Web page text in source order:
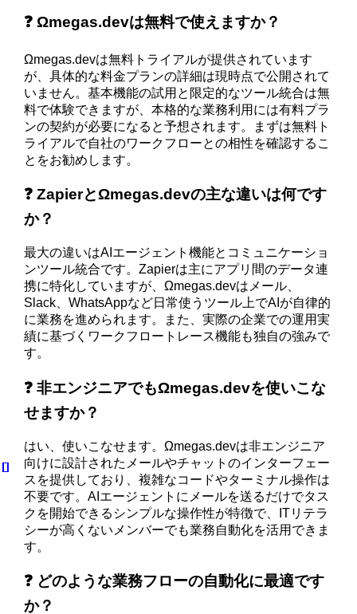
❓ Ωmegas.devは無料で使えますか？
Ωmegas.devは無料トライアルが提供されています
が、具体的な料金プランの詳細は現時点で公開されて
いません。基本機能の試用と限定的なツール統合は無
料で体験できますが、本格的な業務利用には有料プラ
ンの契約が必要になると予想されます。まずは無料ト
ライアルで自社のワークフローとの相性を確認するこ
とをお勧めします。
❓ ZapierとΩmegas.devの主な違いは何です
か？
最大の違いはAIエージェント機能とコミュニケーショ
ンツール統合です。Zapierは主にアプリ間のデータ連
携に特化していますが、Ωmegas.devはメール、
Slack、WhatsAppなど日常使うツール上でAIが自律的
に業務を進められます。また、実際の企業での運用実
績に基づくワークフロートレース機能も独自の強みで
す。
❓ 非エンジニアでもΩmegas.devを使いこな
せますか？
はい、使いこなせます。Ωmegas.devは非エンジニア
向けに設計されたメールやチャットのインターフェー
スを提供しており、複雑なコードやターミナル操作は
不要です。AIエージェントにメールを送るだけでタス
クを開始できるシンプルな操作性が特徴で、ITリテラ
シーが高くないメンバーでも業務自動化を活用できま
す。
❓ どのような業務フローの自動化に最適です
か？